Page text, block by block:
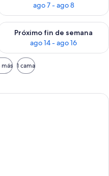
ago 7 - ago 8
fin de semana ago 7 -
Próximo fin de semana
ago 14 - ago 16
la disponibilidad
más 1 cama
balcón con barandilla de vidrio,